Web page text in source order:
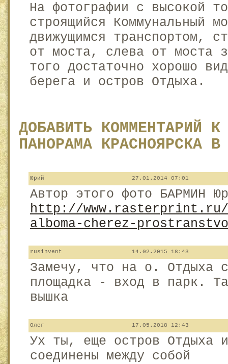
На фотографии с высокой
строящийся Коммунальный
движущимся транспортом,
от моста, слева от моста
того достаточно хорошо
берега и остров Отдыха.
ДОБАВИТЬ КОММЕНТАРИЙ
ПАНОРАМА КРАСНОЯРСКА
Юрий 27.01.2014 07:01
Автор этого фото БАРМИН
http://
alboma-cherez-
rusinvent 14.02.2015 18:43
Замечу, что на о. Отдыха
площадка - вход в парк.
вышка
Олег 17.05.2018 12:43
Ух ты, еще остров Отдыха
соединены между собой